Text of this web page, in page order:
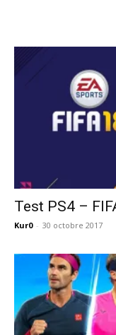
Test PS4 –
Kur0 - 30 octobre 2017